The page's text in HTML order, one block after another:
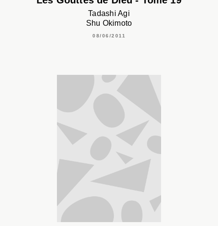
Tadashi Agi
Shu Okimoto
08/06/2011